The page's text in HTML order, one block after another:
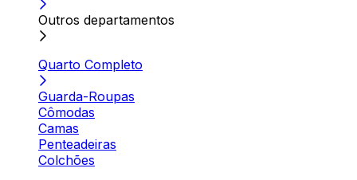
Outros departamentos
Quarto Completo
Guarda-Roupas
Cômodas
Camas
Penteadeiras
Colchões